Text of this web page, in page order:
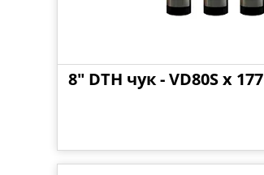
8" DTH чук - VD80S x 177